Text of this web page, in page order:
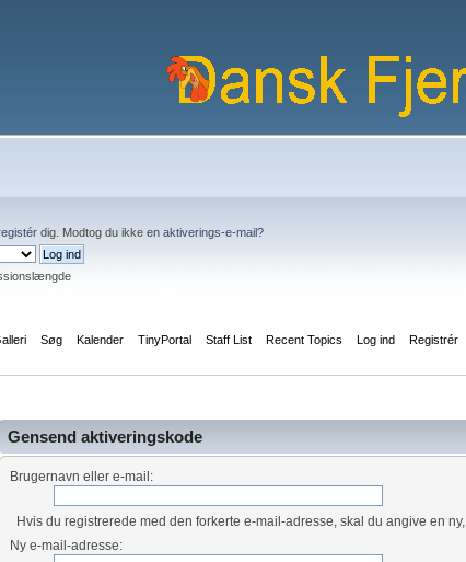
dig. Modtog du ikke en aktiverings-e-mail?
Søg Kalender TinyPortal Staff List Recent Topics Log ind Registrér
Gensend aktiveringskode
Brugernavn eller e-mail:
Hvis du registrerede med den forkerte e-mail-adresse, skal du angive en
Ny e-mail-adresse: